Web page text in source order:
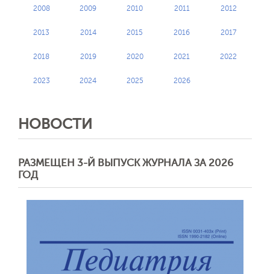
2008 2009 2010 2011 2012
2013 2014 2015 2016 2017
2018 2019 2020 2021 2022
2023 2024 2025 2026
НОВОСТИ
РАЗМЕЩЕН 3-Й ВЫПУСК ЖУРНАЛА ЗА 2026
ГОД